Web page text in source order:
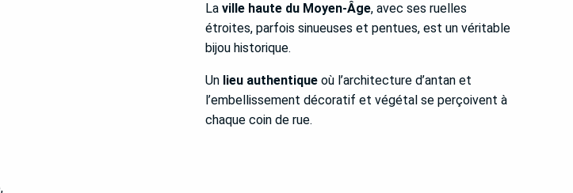
La ville haute du Moyen-Âge, avec ses ruelles
étroites, parfois sinueuses et pentues, est un véritable
bijou historique.
Un lieu authentiqueoù l’architecture d’antan et
l’embellissement décoratif et végétal se perçoivent à
chaque coin de rue.